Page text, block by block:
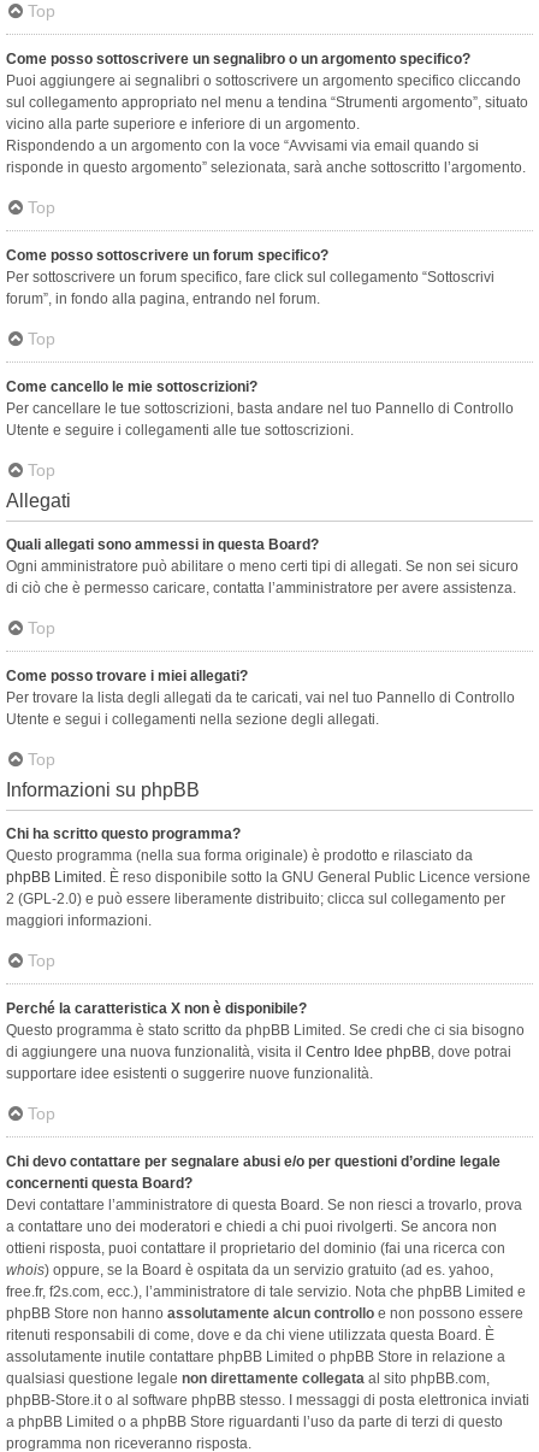
Top
Come posso sottoscrivere un segnalibro o un argomento specifico?
Puoi aggiungere ai segnalibri o sottoscrivere un argomento specifico cliccando
sul collegamento appropriato nel menu a tendina “Strumenti argomento”, situato
vicino alla parte superiore e inferiore di un argomento.
Rispondendo a un argomento con la voce “Avvisami via email quando si
risponde in questo argomento” selezionata, sarà anche sottoscritto l’argomento.
Top
Come posso sottoscrivere un forum specifico?
Per sottoscrivere un forum specifico, fare click sul collegamento “Sottoscrivi
forum”, in fondo alla pagina, entrando nel forum.
Top
Come cancello le mie sottoscrizioni?
Per cancellare le tue sottoscrizioni, basta andare nel tuo Pannello di Controllo
Utente e seguire i collegamenti alle tue sottoscrizioni.
Top
Allegati
Quali allegati sono ammessi in questa Board?
Ogni amministratore può abilitare o meno certi tipi di allegati. Se non sei sicuro
di ciò che è permesso caricare, contatta l’amministratore per avere assistenza.
Top
Come posso trovare i miei allegati?
Per trovare la lista degli allegati da te caricati, vai nel tuo Pannello di Controllo
Utente e segui i collegamenti nella sezione degli allegati.
Top
Informazioni su phpBB
Chi ha scritto questo programma?
Questo programma (nella sua forma originale) è prodotto e rilasciato da
phpBB Limited . È reso disponibile sotto la GNU General Public Licence versione
2 (GPL-2.0) e può essere liberamente distribuito; clicca sul collegamento per
maggiori informazioni.
Top
Perché la caratteristica X non è disponibile?
Questo programma è stato scritto da phpBB Limited. Se credi che ci sia bisogno
di aggiungere una nuova funzionalità, visita il Centro Idee phpBB, dove potrai
supportare idee esistenti o suggerire nuove funzionalità.
Top
Chi devo contattare per segnalare abusi e/o per questioni d’ordine legale
concernenti questa Board?
Devi contattare l’amministratore di questa Board. Se non riesci a trovarlo, prova
a contattare uno dei moderatori e chiedi a chi puoi rivolgerti. Se ancora non
ottieni risposta, puoi contattare il proprietario del dominio (fai una ricerca con
whois) oppure, se la Board è ospitata da un servizio gratuito (ad es. yahoo,
free.fr, f2s.com, ecc.), l’amministratore di tale servizio. Nota che phpBB Limited e
phpBB Store non hanno assolutamente alcun controllo e non possono essere
ritenuti responsabili di come, dove e da chi viene utilizzata questa Board. È
assolutamente inutile contattare phpBB Limited o phpBB Store in relazione a
qualsiasi questione legale non direttamente collegata al sito phpBB.com,
phpBB-Store.it o al software phpBB stesso. I messaggi di posta elettronica inviati
a phpBB Limited o a phpBB Store riguardanti l’uso da parte di terzi di questo
programma non riceveranno risposta.